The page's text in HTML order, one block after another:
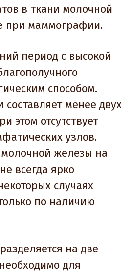
в ткани молочной
при маммографии.
период с высокой
способом.
составляет менее двух
этом отсутствует
узлов.
железы на
всегда ярко
случаях
по наличию
на две
для